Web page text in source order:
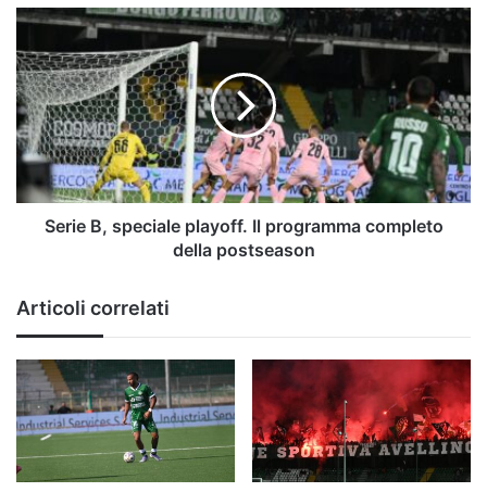
Serie
speciale
playoff.
Il
programma
completo
della
postseason
Serie B, speciale playoff. Il programma completo
della postseason
Articoli correlati